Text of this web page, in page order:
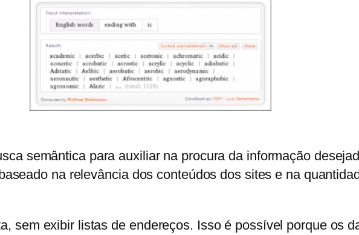
semântica para auxiliar na procura da informação
na relevância dos conteúdos dos sites e na
sem exibir listas de endereços. Isso é possível porque os